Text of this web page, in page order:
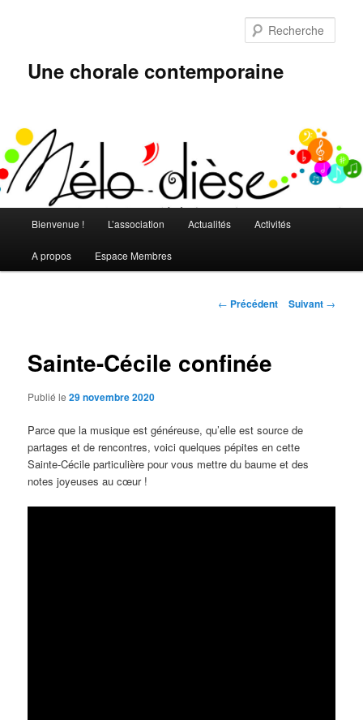
Une chorale contemporaine
principal
Bienvenue ! L’association Actualités Activités
A propos Espace Membres
Navigation
← Précédent Suivant →
Sainte-Cécile confinée
Publié le29 novembre 2020
Parce que la musique est généreuse, qu’elle est source de
partages et de rencontres, voici quelques pépites en cette
Sainte-Cécile particulière pour vous mettre du baume et des
notes joyeuses au cœur !